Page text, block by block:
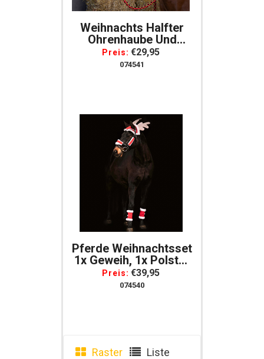
Weihnachts Halfter
Ohrenhaube Und
Führstrick Set Für
Das Pferd
Preis: €29,95
074541
Pferde Weihnachtsset
1x Geweih, 1x Polster
Für Trense, 1x
Gamaschen
Preis: €39,95
074540
Raster Liste